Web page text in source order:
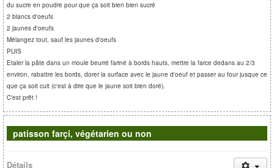
du sucre en poudre pour que ça soit bien bien sucré
2 blancs d'oeufs
2 jaunes d'oeufs
Mélangez tout, sauf les jaunes d'oeufs
PUIS
Etaler la pâte dans un moule beurré fariné à bords hauts, mettre la farce dedans au 2/3
environ, rabattre les bords, dorer la surface avec le jaune d'oeuf et passer au four jusque ce
que ça soit cuit (c'est à dire que le jaune soit bien doré).
C'est prêt !
patisson farçi, végétarien ou non
Détails